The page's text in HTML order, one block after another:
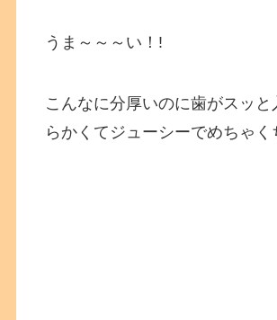
うま～～～い！!
こんなに分厚いのに歯がスッと
らかくてジューシーでめちゃく